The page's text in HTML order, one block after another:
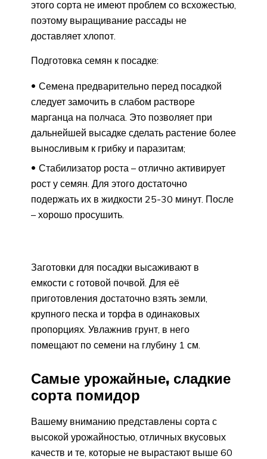
этого сорта не имеют проблем со всхожестью,
поэтому выращивание рассады не
доставляет хлопот.
Подготовка семян к посадке:
Семена предварительно перед посадкой
следует замочить в слабом растворе
марганца на полчаса. Это позволяет при
дальнейшей высадке сделать растение более
выносливым к грибку и паразитам;
Стабилизатор роста – отлично активирует
рост у семян. Для этого достаточно
подержать их в жидкости 25-30 минут. После
– хорошо просушить.
Заготовки для посадки высаживают в
емкости с готовой почвой. Для её
приготовления достаточно взять земли,
крупного песка и торфа в одинаковых
пропорциях. Увлажнив грунт, в него
помещают по семени на глубину 1 см.
Самые урожайные, сладкие
сорта помидор
Вашему вниманию представлены сорта с
высокой урожайностью, отличных вкусовых
качеств и те, которые не вырастают выше 60